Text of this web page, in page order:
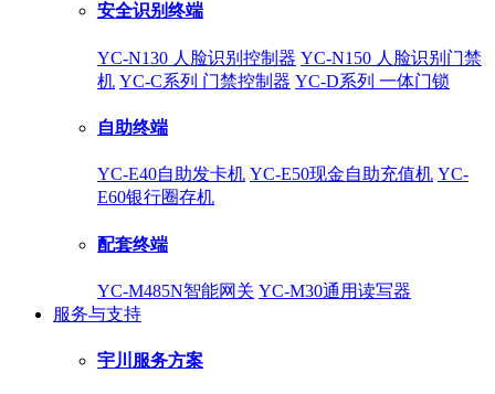
安全识别终端
YC-N130 人脸识别控制器 YC-N150 人脸识别门禁
机 YC-C系列 门禁控制器 YC-D系列 一体门锁
自助终端
YC-E40自助发卡机 YC-E50现金自助充值机 YC-
E60银行圈存机
配套终端
YC-M485N智能网关 YC-M30通用读写器
服务与支持
宇川服务方案